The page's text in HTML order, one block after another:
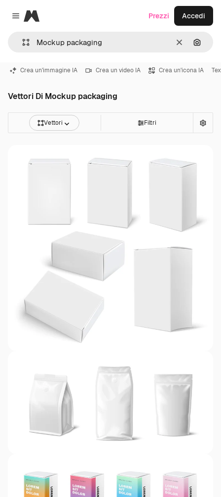
Close menu
Magnific
CancellaCerca
Prezzi Accedi
Crea un'immagine IA Crea un video IA Crea un'icona IA
Vettori Di Mockup packaging
Vettori Filtri